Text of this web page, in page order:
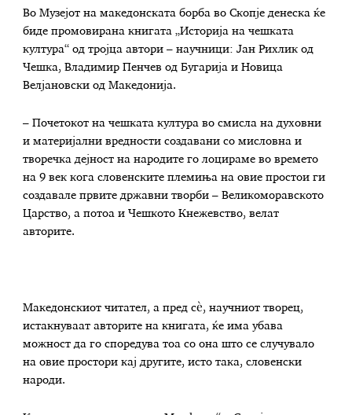
Во Музејот на македонската борба во Скопје денеска ќе
биде промовирана книгата „Историја на чешката
култура“ од тројца автори – научници: Јан Рихлик од
Чешка, Владимир Пенчев од Бугарија и Новица
Велјановски од Македонија.
– Почетокот на чешката култура во смисла на духовни
и материјални вредности создавани со мисловна и
творечка дејност на народите го лоцираме во времето
на 9 век кога словенските племиња на овие простои ги
создавале првите државни творби – Великоморавското
Царство, а потоа и Чешкото Кнежевство, велат
авторите.
Македонскиот читател, а пред сè, научниот творец,
истакнуваат авторите на книгата, ќе има убава
можност да го споредува тоа со она што се случувало
на овие простори кај другите, исто така, словенски
народи.